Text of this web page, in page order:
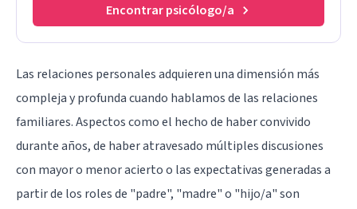
Encontrar psicólogo/a
Las relaciones personales adquieren una dimensión más
compleja y profunda cuando hablamos de las relaciones
familiares. Aspectos como el hecho de haber convivido
durante años, de haber atravesado múltiples discusiones
con mayor o menor acierto o las expectativas generadas a
partir de los roles de "padre", "madre" o "hijo/a" son